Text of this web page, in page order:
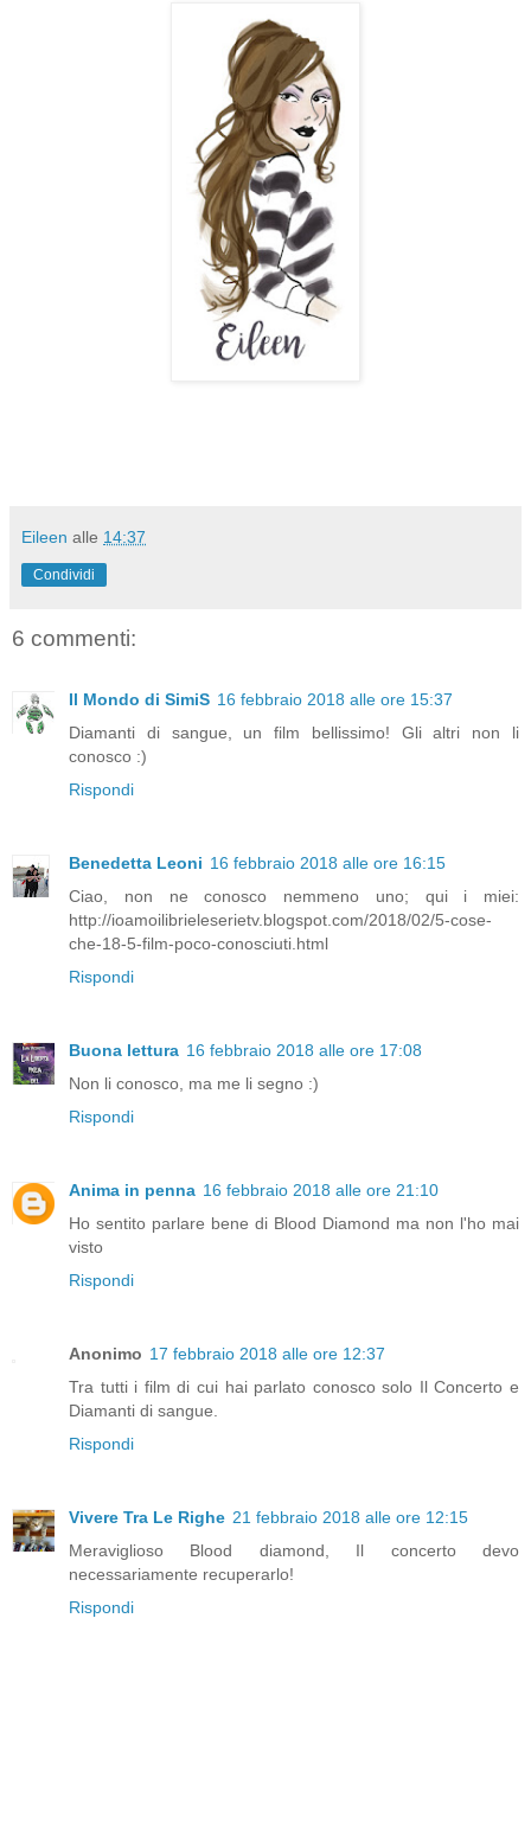
Eileen alle 14:37
Condividi
6 commenti:
Il Mondo di SimiS 16 febbraio 2018 alle ore 15:37
Diamanti di sangue, un film bellissimo! Gli altri non li
conosco :)
Rispondi
Benedetta Leoni 16 febbraio 2018 alle ore 16:15
Ciao, non ne conosco nemmeno uno; qui i miei:
http://ioamoilibrieleserietv.blogspot.com/2018/02/5-cose-
che-18-5-film-poco-conosciuti.html
Rispondi
Buona lettura 16 febbraio 2018 alle ore 17:08
Non li conosco, ma me li segno :)
Rispondi
Anima in penna 16 febbraio 2018 alle ore 21:10
Ho sentito parlare bene di Blood Diamond ma non l'ho mai
visto
Rispondi
Anonimo 17 febbraio 2018 alle ore 12:37
Tra tutti i film di cui hai parlato conosco solo Il Concerto e
Diamanti di sangue.
Rispondi
Vivere Tra Le Righe 21 febbraio 2018 alle ore 12:15
Meraviglioso Blood diamond, Il concerto devo
necessariamente recuperarlo!
Rispondi